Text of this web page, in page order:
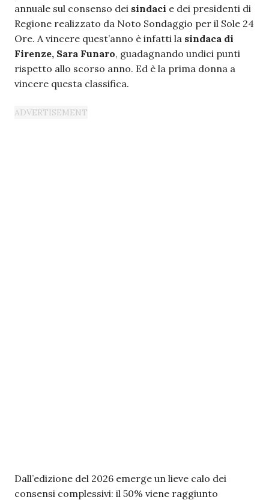
annuale sul consenso dei sindaci e dei presidenti di
Regione realizzato da Noto Sondaggio per il Sole 24
Ore. A vincere quest’anno è infatti la sindaca di
Firenze, Sara Funaro, guadagnando undici punti
rispetto allo scorso anno. Ed è la prima donna a
vincere questa classifica.
Dall’edizione del 2026 emerge un lieve calo dei
consensi complessivi: il 50% viene raggiunto